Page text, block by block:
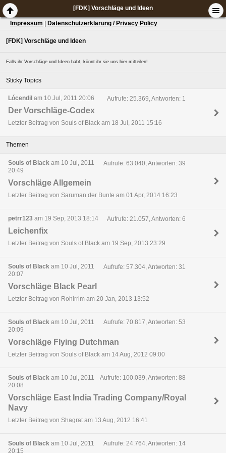
[FDK] Vorschläge und Ideen
Impressum Datenschutzerklärung / Privacy Policy
[FDK] Vorschläge und Ideen
Falls ihr Vorschläge und Ideen habt, könnt ihr sie uns hier mitteilen!
Sticky Topics
Lócendil am 10 Jul, 2011 20:06 Aufrufe: 25.369, Antworten: 1
Der Vorschläge-Codex
Letzter Beitrag von Souls of Black am 18 Jul, 2011 15:16
Themen
Souls of Black am 10 Jul, 2011
20:49
Aufrufe: 63.040, Antworten: 39
Vorschläge Allgemein
Letzter Beitrag von Saruman der Bunte am 01 Apr, 2014 16:23
petrr123 am 19 Sep, 2013 18:14 Aufrufe: 21.057, Antworten: 6
Leichenfix
Letzter Beitrag von Souls of Black am 19 Sep, 2013 23:29
Souls of Black am 10 Jul, 2011
20:07
Aufrufe: 57.304, Antworten: 31
Vorschläge Black Pearl
Letzter Beitrag von Rohirrim am 20 Jan, 2013 13:52
Souls of Black am 10 Jul, 2011
20:09
Aufrufe: 70.817, Antworten: 53
Vorschläge Flying Dutchman
Letzter Beitrag von Souls of Black am 14 Aug, 2012 09:00
Souls of Black am 10 Jul, 2011
20:08
Aufrufe: 100.039, Antworten: 88
Vorschläge East India Trading Company/Royal
Navy
Letzter Beitrag von Shagrat am 13 Aug, 2012 16:41
Souls of Black am 10 Jul, 2011
20:15
Aufrufe: 24.764, Antworten: 14